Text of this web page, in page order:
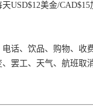
USD$12美金/CAD$15
话、饮品、购物、收
罢工、天气、航班取